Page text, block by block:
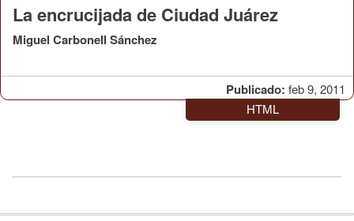
Publicado: feb 9, 2011
La encrucijada de Ciudad Juárez
Miguel Carbonell Sánchez
HTML